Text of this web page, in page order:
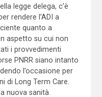
legge delega, c’è
rendere l’ADI a
quanto a
aspetto su cui non
i provvedimenti
PNRR siano intanto
l’occasione per
di Long Term Care.
nuova sanità